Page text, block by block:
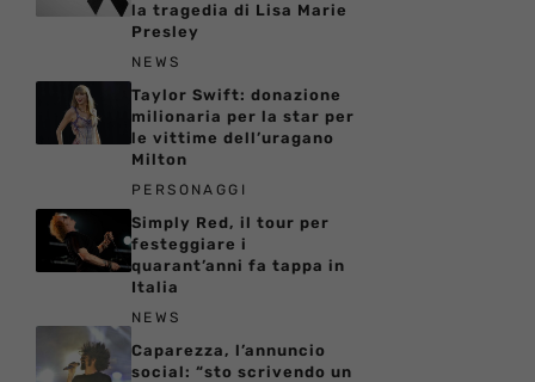
la tragedia di Lisa Marie
Presley
NEWS
Taylor Swift: donazione
milionaria per la star per
le vittime dell’uragano
Milton
PERSONAGGI
Simply Red, il tour per
festeggiare i
quarant’anni fa tappa in
Italia
NEWS
Caparezza, l’annuncio
social: “sto scrivendo un